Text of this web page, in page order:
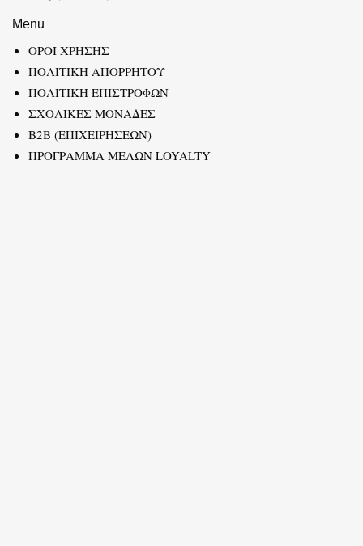
Menu
ΟΡΟΙ ΧΡΗΣΗΣ
ΠΟΛΙΤΙΚΗ ΑΠΟΡΡΗΤΟΥ
ΠΟΛΙΤΙΚΗ ΕΠΙΣΤΡΟΦΩΝ
ΣΧΟΛΙΚΕΣ ΜΟΝΑΔΕΣ
B2B (ΕΠΙΧΕΙΡΗΣΕΩΝ)
ΠΡΟΓΡΑΜΜΑ ΜΕΛΩΝ LOYALTY